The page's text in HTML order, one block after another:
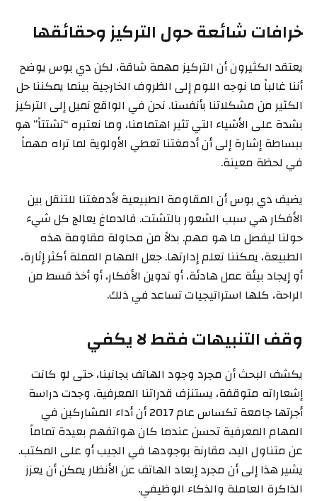
خرافات شائعة حول التركيز وحقائقها
يعتقد الكثيرون أن التركيز مهمة شاقة، لكن دي بوس يوضح
أننا غالباً ما نوجه اللوم إلى الظروف الخارجية بينما يمكننا حل
الكثير من مشكلاتنا بأنفسنا. نحن في الواقع نميل إلى التركيز
بشدة على الأشياء التي تثير اهتمامنا، وما نعتبره “تشتتاً” هو
ببساطة إشارة إلى أن أدمغتنا تعطي الأولوية لما تراه مهماً
في لحظة معينة.
يضيف دي بوس أن المقاومة الطبيعية لأدمغتنا للتنقل بين
الأفكار هي سبب الشعور بالتشتت. فالدماغ يعالج كل شيء
حولنا ليفصل ما هو مهم. بدلاً من محاولة مقاومة هذه
الطبيعة، يمكننا تعلم إدارتها. جعل المهام المملة أكثر إثارة،
أو إيجاد بيئة عمل هادئة، أو تدوين الأفكار، أو أخذ قسط من
الراحة، كلها استراتيجيات تساعد في ذلك.
وقف التنبيهات فقط لا يكفي
يكشف البحث أن مجرد وجود الهاتف بجانبنا، حتى لو كانت
إشعاراته متوقفة، يستنزف قدراتنا المعرفية. وجدت دراسة
أجرتها جامعة تكساس عام 2017 أن أداء المشاركين في
المهام المعرفية تحسن عندما كان هواتفهم بعيدة تماماً
عن متناول اليد، مقارنة بوجودها في الجيب أو على المكتب.
يشير هذا إلى أن مجرد إبعاد الهاتف عن الأنظار يمكن أن يعزز
الذاكرة العاملة والذكاء الوظيفي.